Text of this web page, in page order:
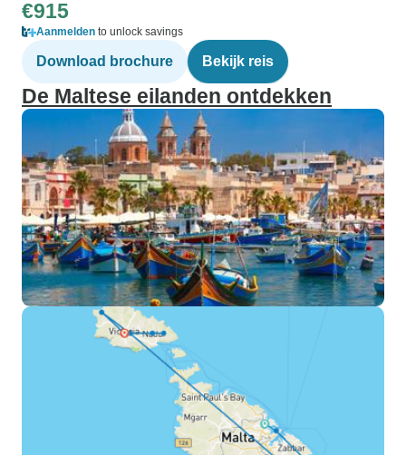
€915
Aanmelden to unlock savings
Download brochure Bekijk reis
De Maltese eilanden ontdekken